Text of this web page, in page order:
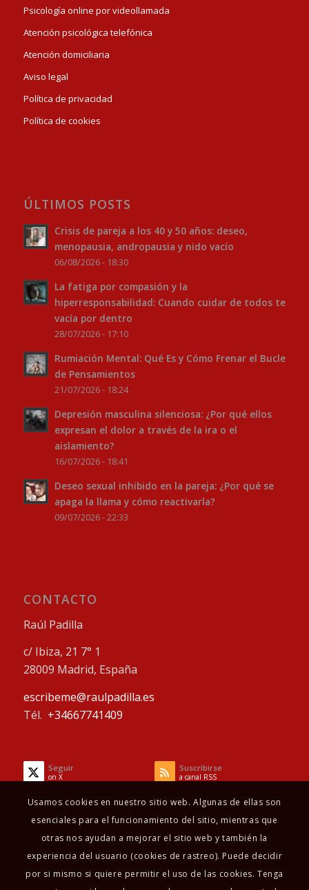
Psicología online por videollamada
Atención psicológica telefónica
Atención domiciliaria
Aviso legal
Política de privacidad
Política de cookies
ÚLTIMOS POSTS
Crisis de pareja a los 40 y 50 años: deseo,
menopausia, andropausia y nido vacío
06/08/2026 - 18:30
La fatiga por compasión y la
hiperresponsabilidad: Cuando cuidar de todos te
vacía por dentro
28/07/2026 - 17:10
Rumiación Mental: Qué Es y Cómo Frenar el Bucle
de Pensamientos
21/07/2026 - 18:24
Depresión masculina silenciosa: ¿Por qué ellos
expresan el dolor a través de la ira o el
aislamiento?
16/07/2026 - 18:41
Deseo sexual inhibido en la pareja: ¿Por qué se
apaga la llama y cómo reactivarla?
09/07/2026 - 22:33
CONTACTO
Raúl Padilla
c/ Ibiza, 21 7° 1
28009 Madrid, España
escribeme@raulpadilla.es
Tél. +34667741409
Seguir
on X
Suscribirse
a canal RSS
Usamos cookies en nuestro sitio web. Algunas de ellas son
esenciales para el funcionamiento del sitio, mientras que
otras nos ayudan a mejorar el sitio web y también la
experiencia del usuario (cookies de rastreo). Puede decidir
por si mismo si quiere permitir el uso de las cookies. Tenga